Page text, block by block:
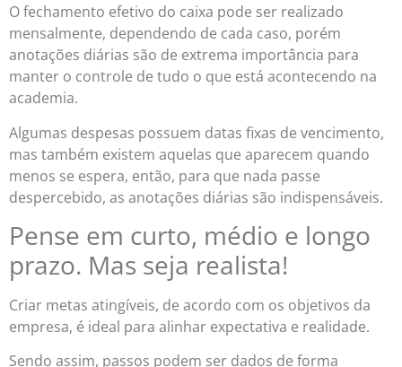
O fechamento efetivo do caixa pode ser realizado
mensalmente, dependendo de cada caso, porém
anotações diárias são de extrema importância para
manter o controle de tudo o que está acontecendo na
academia.
Algumas despesas possuem datas fixas de vencimento,
mas também existem aquelas que aparecem quando
menos se espera, então, para que nada passe
despercebido, as anotações diárias são indispensáveis.
Pense em curto, médio e longo
prazo. Mas seja realista!
Criar metas atingíveis, de acordo com os objetivos da
empresa, é ideal para alinhar expectativa e realidade.
Sendo assim, passos podem ser dados de forma